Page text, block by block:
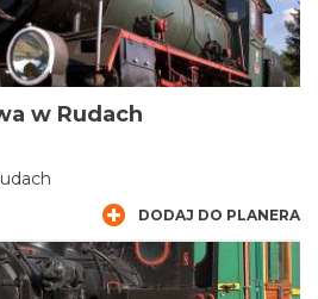
w Rudach
DODAJ DO PLANERA